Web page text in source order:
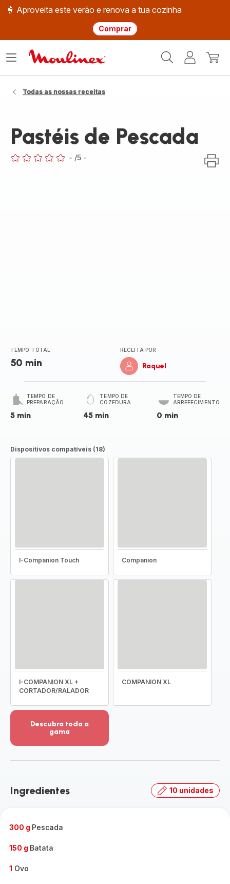
🍦 Aproveita este verão e renova a tua cozinha
Comprar
Moulinex
O
Abrir
Todas as nossas receitas
Pastéis de Pescada
- /5 -
TEMPO TOTAL
50 min
RECEITA POR
Raquel
TEMPO DE
PREPARAÇÃO
5 min
TEMPO DE
COZEDURA
45 min
TEMPO DE
ARREFECIMENTO
0 min
Dispositivos compatíveis (18)
I-Companion Touch Companion
I-COMPANION XL +
CORTADOR/RALADOR
COMPANION XL
Descubra toda a
gama
detalhes
toda
Ingredientes 10 unidades
300 g Pescada
150 g Batata
1 Ovo